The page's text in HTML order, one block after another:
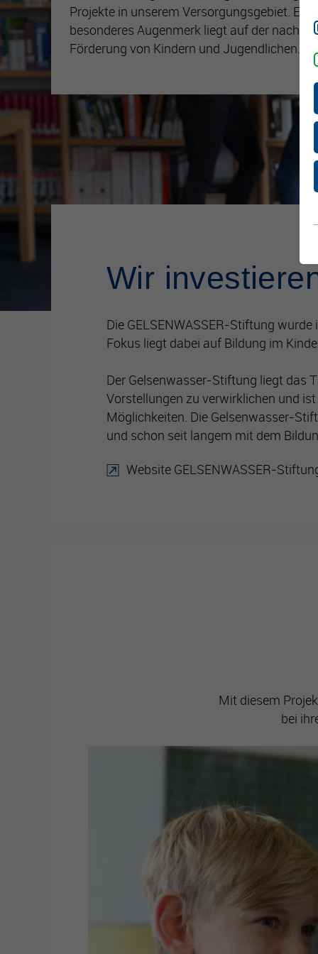
Info-Material
Digitale
Nachhaltig
Projekte in unserem Versorgungsgebiet. Ein
besonderes Augenmerk liegt auf der
Förderung von Kindern und Jugendlichen.
Wir
Die GELSENWASSER-Stiftung
Fokus liegt dabei auf Bildung im
Der Gelsenwasser-Stiftung liegt das
Vorstellungen zu verwirklichen und
Möglichkeiten. Die Gelsenwasser-
und schon seit langem mit dem
Website GELSENWASSER-
Mit diesem
bei